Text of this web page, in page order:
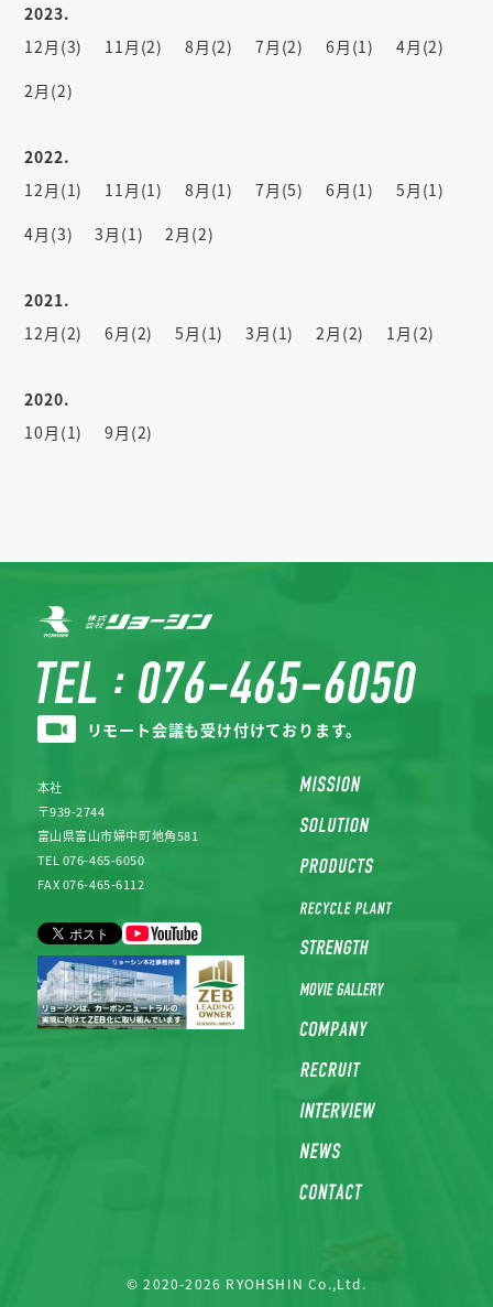
2023.
12月(3)
11月(2) 8月(2) 7月(2) 6月(1)
4月(2)
2月(2)
2022.
12月(1)
11月(1) 8月(1) 7月(5) 6月(1)
5月(1)
4月(3)
3月(1) 2月(2)
2021.
12月(2)
6月(2) 5月(1) 3月(1) 2月(2) 1月(2)
2020.
10月(1)
9月(2)
リモート会議も受け付けております。
本社
〒939-2744
富山県富山市婦中町地角581
TEL 076-465-6050
FAX 076-465-6112
© 2020-2026 RYOHSHIN Co.,Ltd.